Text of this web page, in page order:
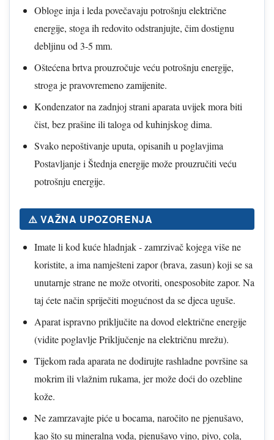
Obloge inja i leda povečavaju potrošnju električne
energije, stoga ih redovito odstranjujte, čim dostignu
debljinu od 3-5 mm.
Oštećena brtva prouzročuje veću potrošnju energije,
stroga je pravovremeno zamijenite.
Kondenzator na zadnjoj strani aparata uvijek mora biti
čist, bez prašine ili taloga od kuhinjskog dima.
Svako nepoštivanje uputa, opisanih u poglavjima
Postavljanje i Štednja energije može prouzručiti veću
potrošnju energije.
⚠️ VAŽNA UPOZORENJA
Imate li kod kuće hladnjak - zamrzivač kojega više ne
koristite, a ima namješteni zapor (brava, zasun) koji se sa
unutarnje strane ne može otvoriti, onesposobite zapor. Na
taj ćete način spriječiti mogućnost da se djeca uguše.
Aparat ispravno priključite na dovod električne energije
(vidite poglavlje Priključenje na električnu mrežu).
Tijekom rada aparata ne dodirujte rashladne površine sa
mokrim ili vlažnim rukama, jer može doći do ozebline
kože.
Ne zamrzavajte piće u bocama, naročito ne pjenušavo,
kao što su mineralna voda, pjenušavo vino, pivo, cola,